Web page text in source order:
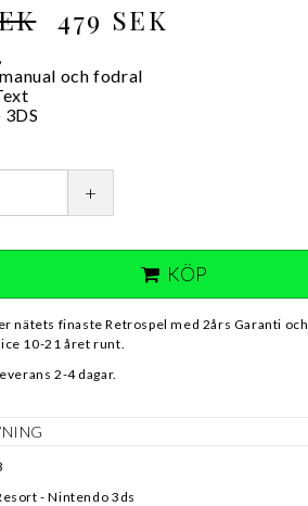
479 SEK
och fodral
+
KÖP
nätets finaste Retrospel med 2års Garanti och
10-21 året runt.
2-4 dagar.
- Nintendo 3ds